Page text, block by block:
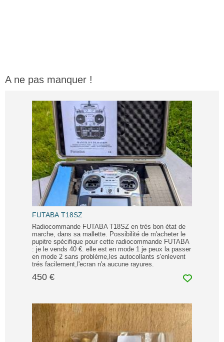
A ne pas manquer !
FUTABA T18SZ
Radiocommande FUTABA T18SZ en très bon état de
marche, dans sa mallette. Possibilité de m'acheter le
pupitre spécifique pour cette radiocommande FUTABA
: je le vends 40 €. elle est en mode 1 je peux la passer
en mode 2 sans probléme,les autocollants s'enlevent
trés facilement,l'ecran n'a aucune rayures.
450 €